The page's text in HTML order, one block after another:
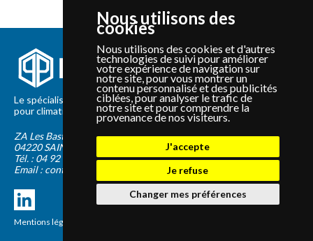
Nous utilisons des
cookies
Nous utilisons des cookies et d'autres
technologies de suivi pour améliorer
votre expérience de navigation sur
notre site, pour vous montrer un
contenu personnalisé et des publicités
ciblées, pour analyser le trafic de
notre site et pour comprendre la
provenance de nos visiteurs.
J'accepte
Je refuse
Changer mes préférences
Le spécialiste depuis 2012 de la vente de pièces détachées
pour climatisation et Pompe à Chaleur Panasonic et Sanyo
ZA Les Bastides Blanches
04220 SAINTE-TULLE
Tél. : 04 92 75 89 55
Email : contact@panapieces.com
Mentions légales